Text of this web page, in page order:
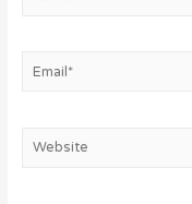
Website